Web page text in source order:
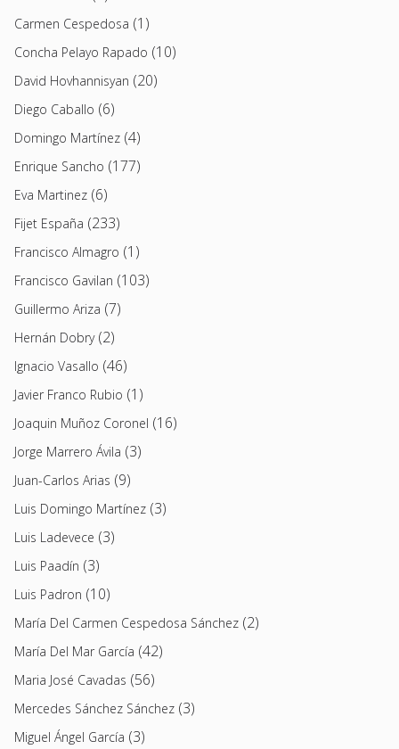
Carmen Cespedosa (1)
Concha Pelayo Rapado (10)
David Hovhannisyan (20)
Diego Caballo (6)
Domingo Martínez (4)
Enrique Sancho (177)
Eva Martinez (6)
Fijet España (233)
Francisco Almagro (1)
Francisco Gavilan (103)
Guillermo Ariza (7)
Hernán Dobry(2)
Ignacio Vasallo (46)
Javier Franco Rubio (1)
Joaquin Muñoz Coronel (16)
Jorge Marrero Ávila (3)
Juan-Carlos Arias (9)
Luis Domingo Martínez (3)
Luis Ladevece (3)
Luis Paadín (3)
Luis Padron (10)
María Del Carmen Cespedosa Sánchez (2)
María Del Mar García (42)
Maria José Cavadas (56)
Mercedes Sánchez Sánchez (3)
Miguel Ángel García (3)